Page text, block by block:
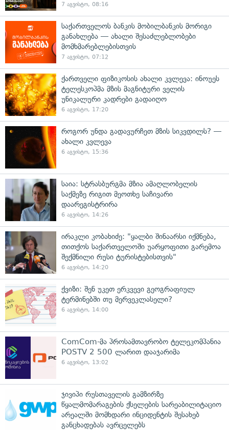
7 აგვისტო, 08:16
საქართველოს ბანკის მობილბანკის მორიგი
განახლება — ახალი შესაძლებლობები
მომხმარებლებისთვის
7 აგვისტო, 07:12
ქართველი ფიზიკოსის ახალი კვლევა: ინოუეს
ტელესკოპმა მზის მაგნიტური ველის
უნიკალური კადრები გადაიღო
6 აგვისტო, 17:20
როგორ უნდა გადავურჩეთ მზის სიკვდილს? —
ახალი კვლევა
6 აგვისტო, 15:36
საია: სტრასბურგმა მზია ამაღლობელის
საქმეზე რიგით მეოთხე საჩივარი
დაარეგისტრირა
6 აგვისტო, 14:26
ირაკლი კობახიძე: "ყალბი შინაარსი იქმნება,
თითქოს საქართველოში უარყოფითი გარემოა
შექმნილი რუსი ტურისტებისთვის"
6 აგვისტო, 14:20
ქვიზი: შენ უკეთ ერკვევი გეოგრაფიულ
ტერმინებში თუ მერვეკლასელი?
6 აგვისტო, 14:00
ComCom-მა პროსამთავრობო ტელეკომპანია
POSTV 2 500 ლარით დააჯარიმა
6 აგვისტო, 13:02
ჯივიპი რუსთაველის გამზირზე
წყალმომარაგების ქსელების სარეაბილიტაციო
არეალში მომხდარი ინციდენტის შესახებ
განცხადებას ავრცელებს